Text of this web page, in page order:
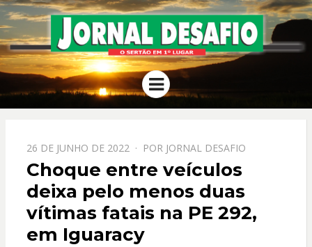
JORNAL
DESAFIO
O Sertão em 1º Lugar
Menu
PPOSTADO
EM
26 DE JUNHO DE 2022 POR JORNAL DESAFIO
Choque entre veículos
deixa pelo menos duas
vítimas fatais na PE 292,
em Iguaracy